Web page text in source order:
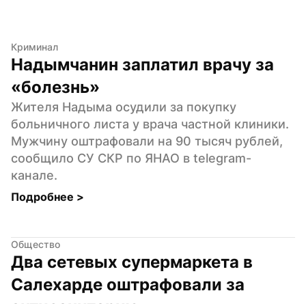
Криминал
Надымчанин заплатил врачу за
«болезнь»
Жителя Надыма осудили за покупку
больничного листа у врача частной клиники.
Мужчину оштрафовали на 90 тысяч рублей,
сообщило СУ СКР по ЯНАО в telegram-
канале.
Подробнее >
Общество
Два сетевых супермаркета в
Салехарде оштрафовали за